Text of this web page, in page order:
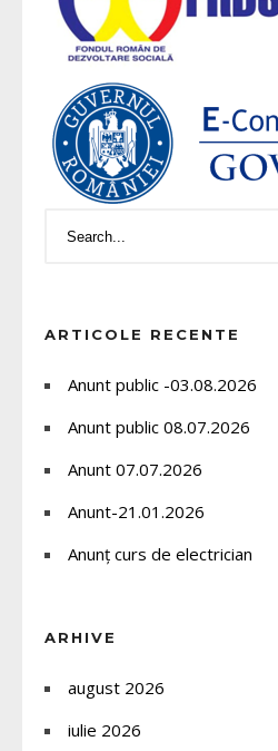
ARTICOLE RECENTE
Anunt public -03.08.2026
Anunt public 08.07.2026
Anunt 07.07.2026
Anunt-21.01.2026
Anunț curs de electrician
ARHIVE
august 2026
iulie 2026